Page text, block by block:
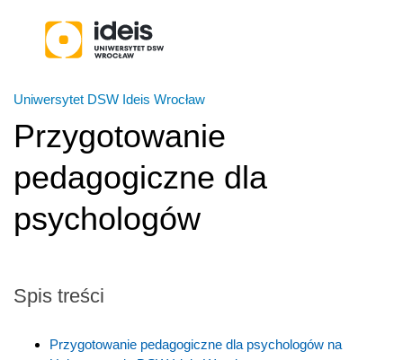
Uniwersytet DSW Ideis Wrocław
Przygotowanie
pedagogiczne dla
psychologów
Spis treści
Przygotowanie pedagogiczne dla psychologów na